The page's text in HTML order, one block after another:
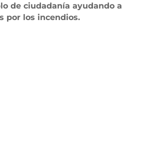
de ciudadanía ayudando a
por los incendios.